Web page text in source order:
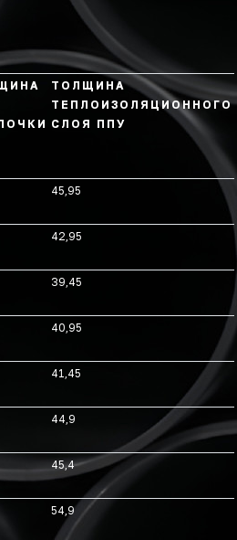
ТОЛЩИНА
ТЕПЛОИЗОЛЯЦИОННОГО
СЛОЯ ППУ
45,95
42,95
39,45
40,95
41,45
44,9
45,4
54,9